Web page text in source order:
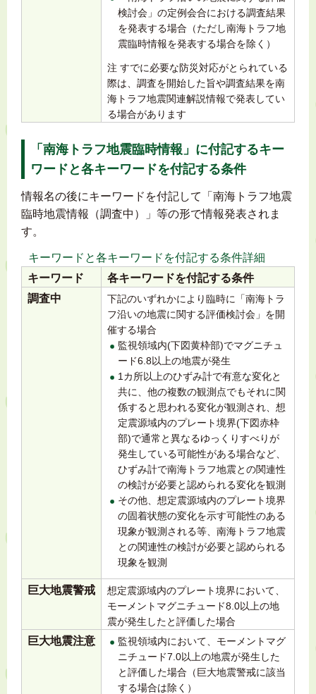
検討会」の定例会合における調査結果
を発表する場合（ただし南海トラフ地
震臨時情報を発表する場合を除く）
注 すでに必要な防災対応がとられている
際は、調査を開始した旨や調査結果を南
海トラフ地震関連解説情報で発表してい
る場合があります
「南海トラフ地震臨時情報」に付記するキー
ワードと各キーワードを付記する条件
情報名の後にキーワードを付記して「南海トラフ地震
臨時地震情報（調査中）」等の形で情報発表されま
す。
キーワードと各キーワードを付記する条件詳細
キーワード
各キーワードを付記する条件
調査中
下記のいずれかにより臨時に「南海トラ
フ沿いの地震に関する評価検討会」を開
催する場合
監視領域内(下図黄枠部)でマグニチュ
ード6.8以上の地震が発生
1カ所以上のひずみ計で有意な変化と
共に、他の複数の観測点でもそれに関
係すると思われる変化が観測され、想
定震源域内のプレート境界(下図赤枠
部)で通常と異なるゆっくりすべりが
発生している可能性がある場合など、
ひずみ計で南海トラフ地震との関連性
の検討が必要と認められる変化を観測
その他、想定震源域内のプレート境界
の固着状態の変化を示す可能性のある
現象が観測される等、南海トラフ地震
との関連性の検討が必要と認められる
現象を観測
巨大地震警戒
想定震源域内のプレート境界において、
モーメントマグニチュード8.0以上の地
震が発生したと評価した場合
巨大地震注意
監視領域内において、モーメントマグ
ニチュード7.0以上の地震が発生した
と評価した場合（巨大地震警戒に該当
する場合は除く）